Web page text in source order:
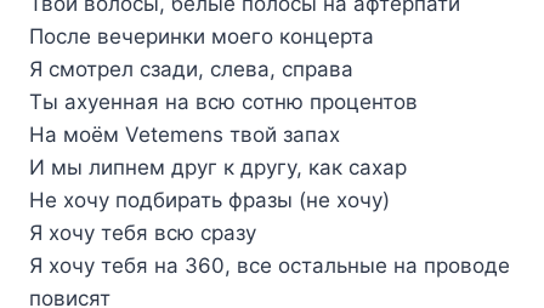
После вечеринки моего концерта
Я смотрел сзади, слева, справа
Ты ахуенная на всю сотню процентов
На моём Vetemens твой запах
И мы липнем друг к другу, как сахар
Не хочу подбирать фразы (не хочу)
Я хочу тебя всю сразу
Я хочу тебя на 360, все остальные на проводе
повисят